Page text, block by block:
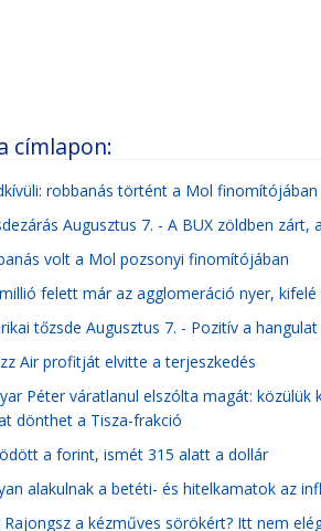
címlapon:
robbanás történt a Mol
Augusztus 7. - A BUX zöldben zárt,
volt a Mol pozsonyi finomítójában
felett már az agglomeráció nyer,
tőzsde Augusztus 7. - Pozitív a
Air profitját elvitte a terjeszkedés
Péter váratlanul elszólta magát:
dönthet a Tisza-frakció
a forint, ismét 315 alatt a dollár
alakulnak a betéti- és hitelkamatok az
Rajongsz a kézműves sörökért? Itt nem